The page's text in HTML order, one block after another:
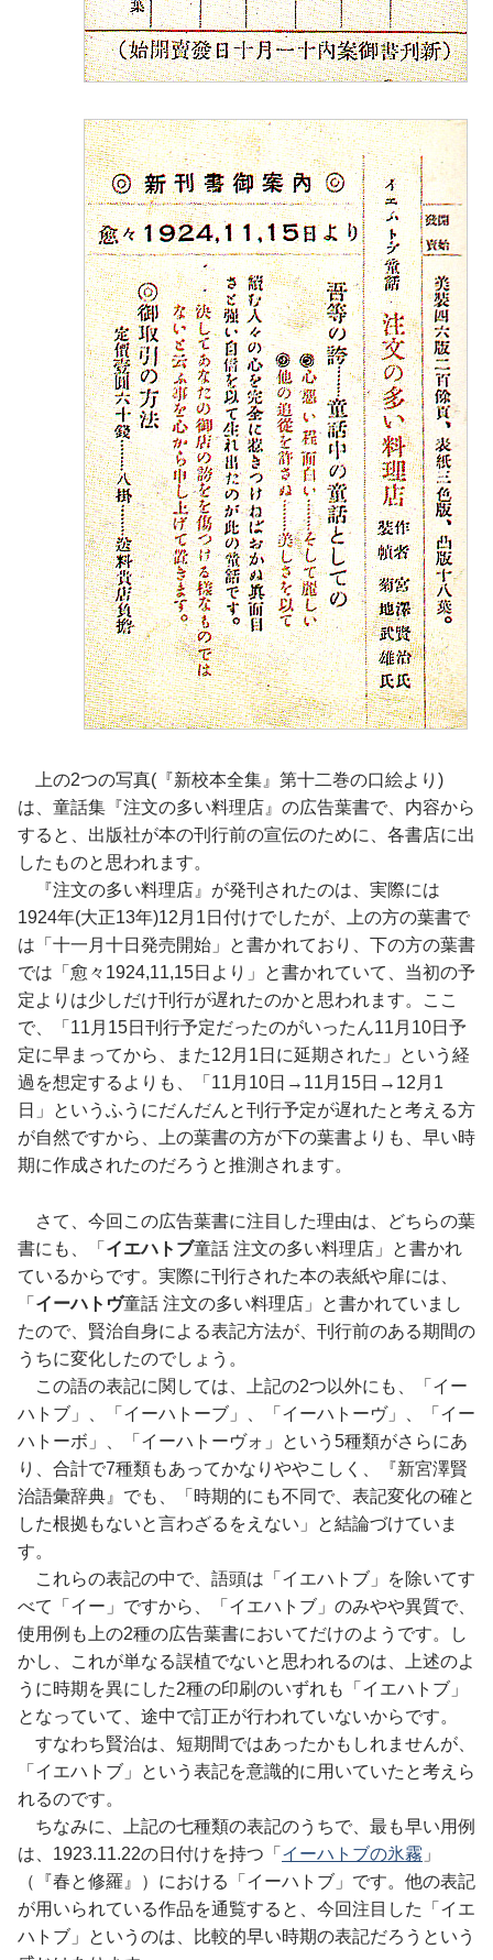
上の2つの写真(『新校本全集』第十二巻の口絵より)
は、童話集『注文の多い料理店』の広告葉書で、内容から
すると、出版社が本の刊行前の宣伝のために、各書店に出
したものと思われます。
『注文の多い料理店』が発刊されたのは、実際には
1924年(大正13年)12月1日付けでしたが、上の方の葉書で
は「十一月十日発売開始」と書かれており、下の方の葉書
では「愈々1924,11,15日より」と書かれていて、当初の予
定よりは少しだけ刊行が遅れたのかと思われます。ここ
で、「11月15日刊行予定だったのがいったん11月10日予
定に早まってから、また12月1日に延期された」という経
過を想定するよりも、「11月10日→11月15日→12月1
日」というふうにだんだんと刊行予定が遅れたと考える方
が自然ですから、上の葉書の方が下の葉書よりも、早い時
期に作成されたのだろうと推測されます。
さて、今回この広告葉書に注目した理由は、どちらの葉
書にも、「 イエハトブ童話 注文の多い料理店」と書かれ
ているからです。実際に刊行された本の表紙や扉には、
「 イーハトヴ童話 注文の多い料理店」と書かれていまし
たので、賢治自身による表記方法が、刊行前のある期間の
うちに変化したのでしょう。
この語の表記に関しては、上記の2つ以外にも、「イー
ハトブ」、「イーハトーブ」、「イーハトーヴ」、「イー
ハトーボ」、「イーハトーヴォ」という5種類がさらにあ
り、合計で7種類もあってかなりややこしく、『新宮澤賢
治語彙辞典』でも、「時期的にも不同で、表記変化の確と
した根拠もないと言わざるをえない」と結論づけていま
す。
これらの表記の中で、語頭は「イエハトブ」を除いてす
べて「イー」ですから、「イエハトブ」のみやや異質で、
使用例も上の2種の広告葉書においてだけのようです。し
かし、これが単なる誤植でないと思われるのは、上述のよ
うに時期を異にした2種の印刷のいずれも「イエハトブ」
となっていて、途中で訂正が行われていないからです。
すなわち賢治は、短期間ではあったかもしれませんが、
「イエハトブ」という表記を意識的に用いていたと考えら
れるのです。
ちなみに、上記の七種類の表記のうちで、最も早い用例
は、1923.11.22の日付けを持つ「 イーハトブの氷霧 」
（『春と修羅』）における「イーハトブ」です。他の表記
が用いられている作品を通覧すると、今回注目した「イエ
ハトブ」というのは、比較的早い時期の表記だろうという